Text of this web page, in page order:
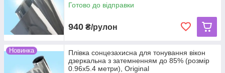
Готово до відправки
940 ₴/рулон
Новинка
Плівка сонцезахисна для тонування вікон
дзеркальна з затемненням до 85% (розмір
0.96х5.4 метри), Original